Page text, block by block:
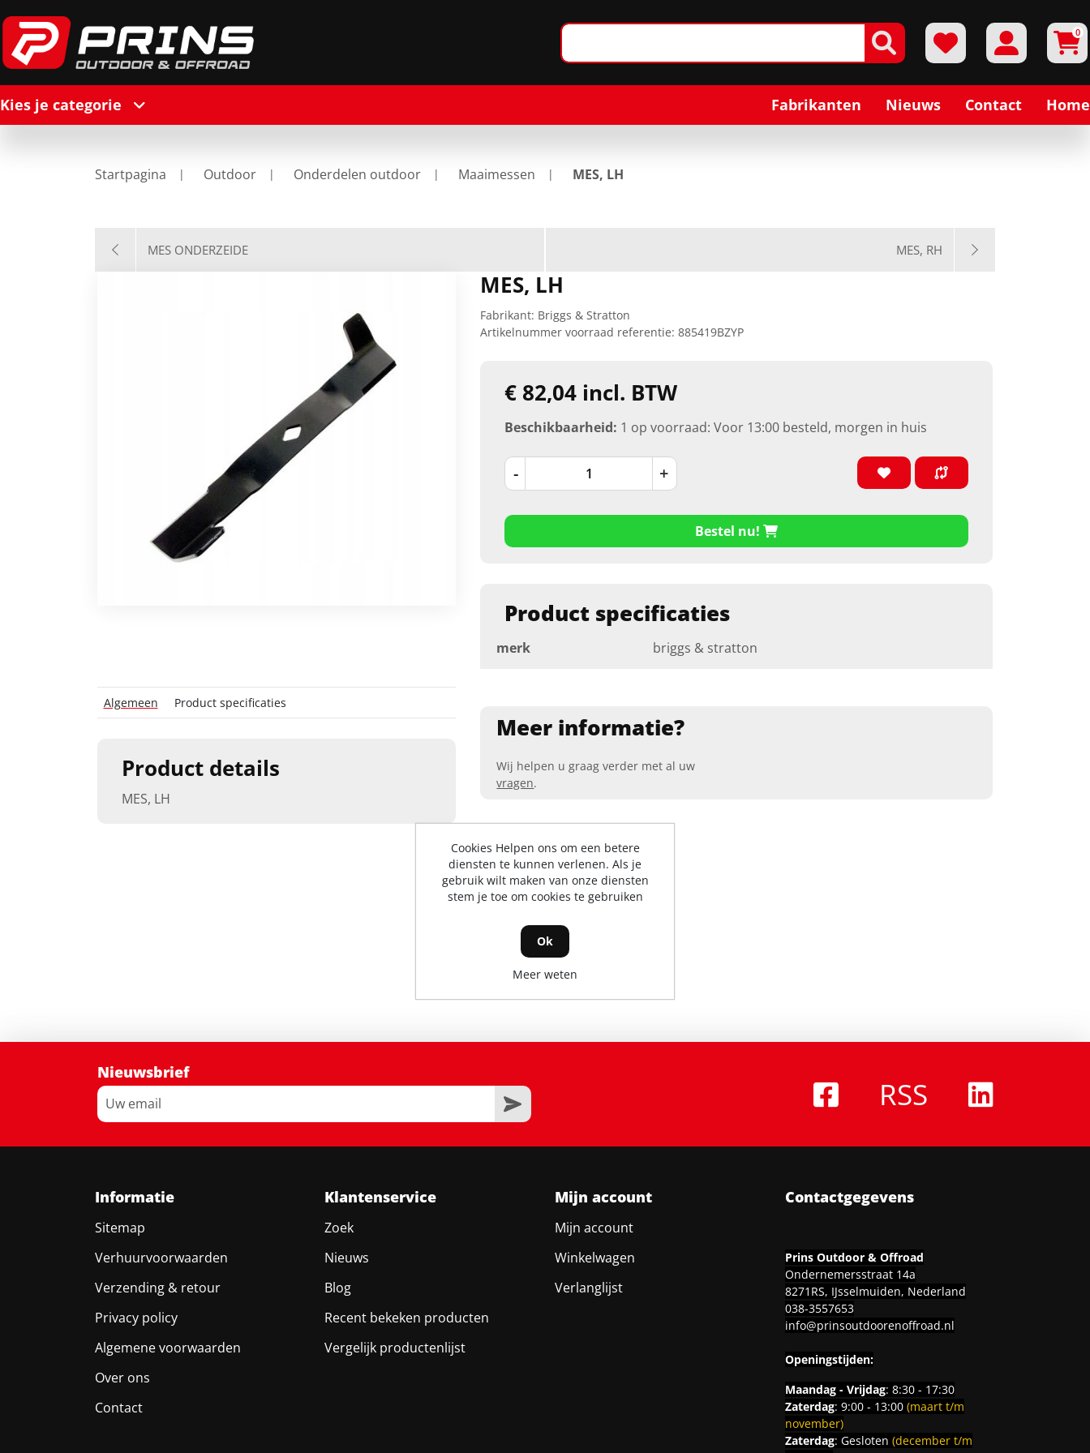
0
Kies je categorie Fabrikanten Nieuws Contact Home
Startpagina Outdoor Onderdelen outdoor Maaimessen MES, LH
MES ONDERZEIDE MES, RH
Product details
MES, LH
Algemeen Product specificaties
MES, LH
Fabrikant: Briggs & Stratton
Artikelnummer voorraad referentie: 885419BZYP
€ 82,04 incl. BTW
Beschikbaarheid: 1 op voorraad: Voor 13:00 besteld, morgen in huis
- +
Bestel nu!
Product specificaties
merk briggs & stratton
Meer informatie?
Wij helpen u graag verder met al uw
vragen.
Nieuwsbrief
RSS
Informatie
Sitemap
Verhuurvoorwaarden
Verzending & retour
Privacy policy
Algemene voorwaarden
Over ons
Contact
Klantenservice
Zoek
Nieuws
Blog
Recent bekeken producten
Vergelijk productenlijst
Mijn account
Mijn account
Winkelwagen
Verlanglijst
Contactgegevens
Prins Outdoor & Offroad
Ondernemersstraat 14a
8271RS, IJsselmuiden, Nederland
038-3557653
info@prinsoutdoorenoffroad.nl
Openingstijden:
Maandag - Vrijdag: 8:30 - 17:30
Zaterdag: 9:00 - 13:00 (maart t/m
november)
Zaterdag: Gesloten (december t/m
Cookies Helpen ons om een betere
diensten te kunnen verlenen. Als je
gebruik wilt maken van onze diensten
stem je toe om cookies te gebruiken
Ok
Meer weten